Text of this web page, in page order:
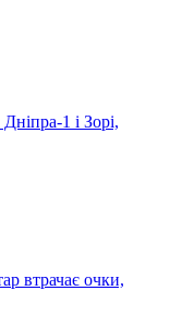
1 і Зорі,
втрачає очки,